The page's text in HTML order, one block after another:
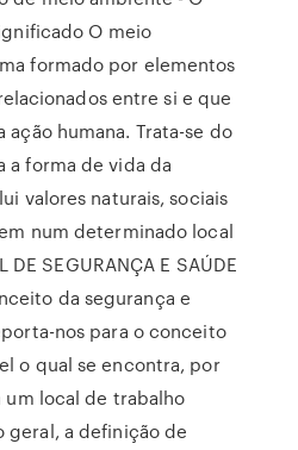
O meio
formado por elementos
entre si e que
humana. Trata-se do
a forma de vida da
valores naturais, sociais
num determinado local
SEGURANÇA E SAÚDE
da segurança e
nos para o conceito
o qual se encontra, por
local de trabalho
geral, a definição de